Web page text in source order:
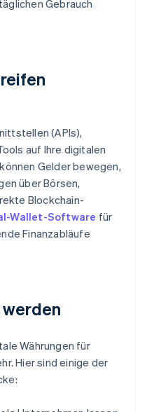
Gebrauch
(APIs),
auf Ihre digitalen
Gelder bewegen,
über Börsen,
Blockchain-
Wallet-Software für
Finanzabläufe
Währungen für
Hier sind einige der